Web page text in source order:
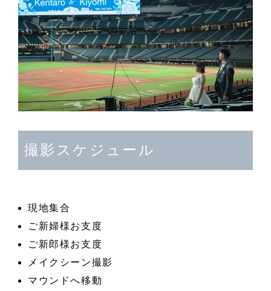
撮影スケジュール
現地集合
ご新婦様お支度
ご新郎様お支度
メイクシーン撮影
マウンドへ移動